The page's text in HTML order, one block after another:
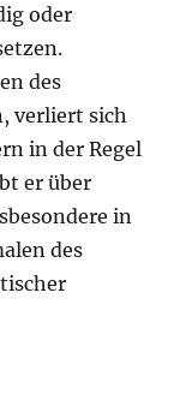
oder
des
verliert sich
in der Regel
er über
in
des